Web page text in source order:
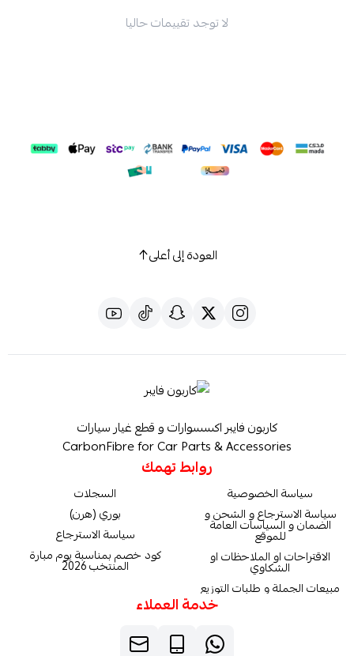
لا توجد تقييمات حاليا
العودة إلى أعلى
كاربون فايبر اكسسوارات و قطع غيار سيارات
CarbonFibre for Car Parts & Accessories
روابط تهمك
سياسة الخصوصية
سياسة الاسترجاع و الشحن و
الضمان و السياسات العامة
للموقع
الاقتراحات او الملاحظات او
الشكاوي
مبيعات الجملة و طلبات التوزيع
السجلات
بوري (هرن)
سياسة الاسترجاع
كود خصم بمناسبة يوم مبارة
المنتخب 2026
خدمة العملاء